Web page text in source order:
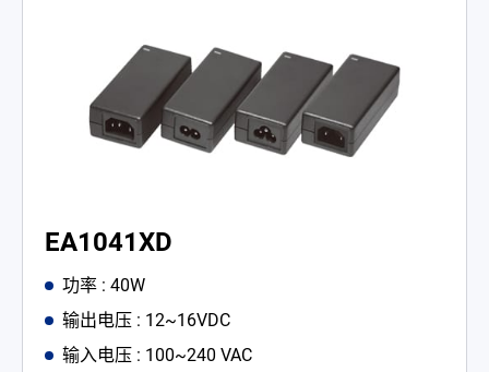
EA1041XD
功率 : 40W
输出电压 : 12~16VDC
输入电压 : 100~240 VAC